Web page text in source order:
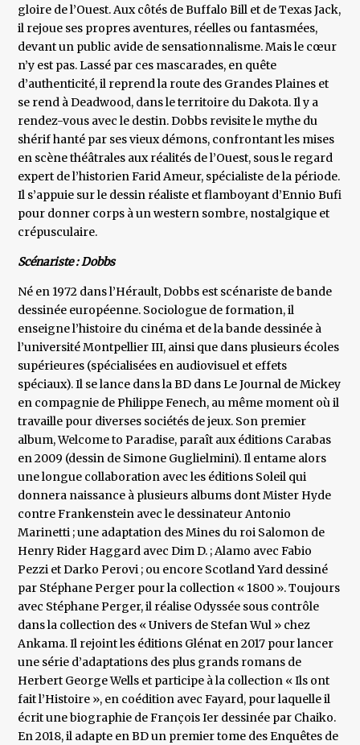
gloire de l’Ouest. Aux côtés de Buffalo Bill et de Texas Jack,
il rejoue ses propres aventures, réelles ou fantasmées,
devant un public avide de sensationnalisme. Mais le cœur
n’y est pas. Lassé par ces mascarades, en quête
d’authenticité, il reprend la route des Grandes Plaines et
se rend à Deadwood, dans le territoire du Dakota. Il y a
rendez-vous avec le destin. Dobbs revisite le mythe du
shérif hanté par ses vieux démons, confrontant les mises
en scène théâtrales aux réalités de l’Ouest, sous le regard
expert de l’historien Farid Ameur, spécialiste de la période.
Il s’appuie sur le dessin réaliste et flamboyant d’Ennio Bufi
pour donner corps à un western sombre, nostalgique et
crépusculaire.
Scénariste : Dobbs
Né en 1972 dans l’Hérault, Dobbs est scénariste de bande
dessinée européenne. Sociologue de formation, il
enseigne l’histoire du cinéma et de la bande dessinée à
l’université Montpellier III, ainsi que dans plusieurs écoles
supérieures (spécialisées en audiovisuel et effets
spéciaux). Il se lance dans la BD dans Le Journal de Mickey
en compagnie de Philippe Fenech, au même moment où il
travaille pour diverses sociétés de jeux. Son premier
album, Welcome to Paradise, paraît aux éditions Carabas
en 2009 (dessin de Simone Guglielmini). Il entame alors
une longue collaboration avec les éditions Soleil qui
donnera naissance à plusieurs albums dont Mister Hyde
contre Frankenstein avec le dessinateur Antonio
Marinetti ; une adaptation des Mines du roi Salomon de
Henry Rider Haggard avec Dim D. ; Alamo avec Fabio
Pezzi et Darko Perovi ; ou encore Scotland Yard dessiné
par Stéphane Perger pour la collection « 1800 ». Toujours
avec Stéphane Perger, il réalise Odyssée sous contrôle
dans la collection des « Univers de Stefan Wul » chez
Ankama. Il rejoint les éditions Glénat en 2017 pour lancer
une série d’adaptations des plus grands romans de
Herbert George Wells et participe à la collection « Ils ont
fait l’Histoire », en coédition avec Fayard, pour laquelle il
écrit une biographie de François Ier dessinée par Chaiko.
En 2018, il adapte en BD un premier tome des Enquêtes de